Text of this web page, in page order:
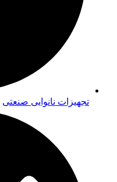
تجهیزات نانوایی صنعتی